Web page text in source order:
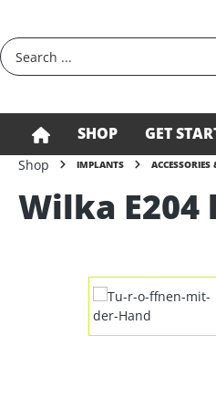
SHOP GET
Shop IMPLANTS
Wilka
Skip image gallery